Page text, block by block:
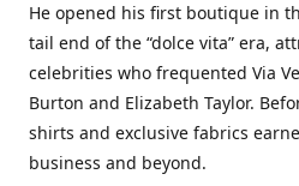
He opened his first boutique in
tail end of the “dolce vita” era,
celebrities who frequented Via
Burton and Elizabeth Taylor.
shirts and exclusive fabrics
business and beyond.